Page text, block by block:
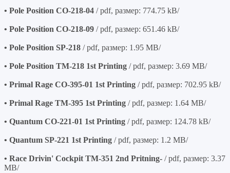
• Pole Position CO-218-04 / pdf, размер: 774.75 kB/
• Pole Position CO-218-09 / pdf, размер: 651.46 kB/
• Pole Position SP-218 / pdf, размер: 1.95 MB/
• Pole Position TM-218 1st Printing / pdf, размер: 3.69 MB/
• Primal Rage CO-395-01 1st Printing / pdf, размер: 702.95 kB/
• Primal Rage TM-395 1st Printing / pdf, размер: 1.64 MB/
• Quantum CO-221-01 1st Printing / pdf, размер: 124.78 kB/
• Quantum SP-221 1st Printing / pdf, размер: 1.2 MB/
• Race Drivin' Cockpit TM-351 2nd Pritning- / pdf, размер: 3.37
MB/